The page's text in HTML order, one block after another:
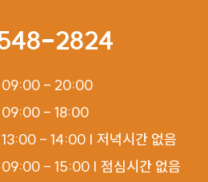
2824
09:00 - 20:00
09:00 - 18:00
13:00 - 14:00 | 저녁시간 없음
09:00 - 15:00 | 점심시간 없음